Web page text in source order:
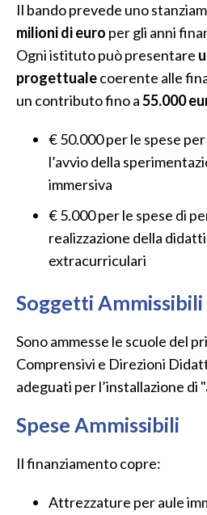
Il bando prevede uno
milioni di euro per gli anni
Ogni istituto può presentare
progettualecoerente alle
un contributo fino a55.000
€ 50.000 per le spese
l’avvio della
immersiva
€ 5.000 per le spese di
realizzazione della
extracurriculari
Soggetti Ammissibili
Sono ammesse le scuole del
Comprensivi e Direzioni
adeguati per l’installazione di
Spese Ammissibili
Il finanziamento copre:
Attrezzature per aule